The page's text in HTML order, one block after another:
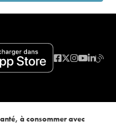
à consommer avec